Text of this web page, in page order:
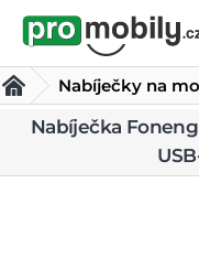
Nabíječky na
Nabíječka